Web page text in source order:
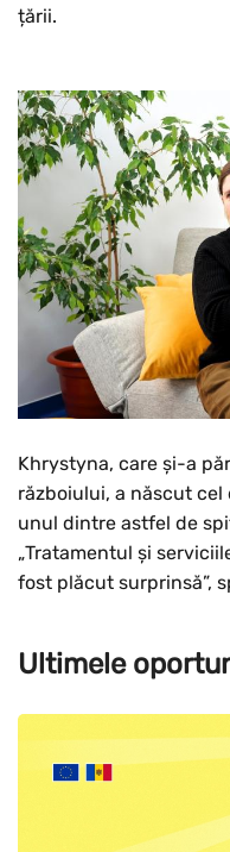
țării.
Khrystyna, care și-a
războiului, a născut
unul dintre astfel de
„Tratamentul și
fost plăcut surprinsă”,
Ultimele